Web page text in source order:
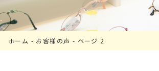
ホーム - お客様の声 - ページ 2